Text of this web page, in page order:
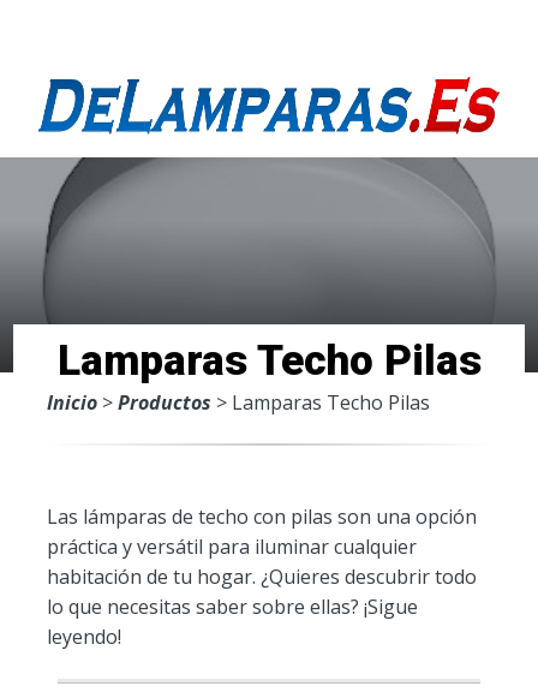
Lamparas Techo Pilas
Inicio>Productos > Lamparas Techo Pilas
Las lámparas de techo con pilas son una opción
práctica y versátil para iluminar cualquier
habitación de tu hogar. ¿Quieres descubrir todo
lo que necesitas saber sobre ellas? ¡Sigue
leyendo!